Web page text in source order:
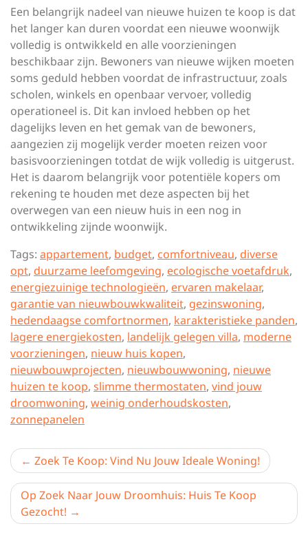
Een belangrijk nadeel van nieuwe huizen te koop is dat
het langer kan duren voordat een nieuwe woonwijk
volledig is ontwikkeld en alle voorzieningen
beschikbaar zijn. Bewoners van nieuwe wijken moeten
soms geduld hebben voordat de infrastructuur, zoals
scholen, winkels en openbaar vervoer, volledig
operationeel is. Dit kan invloed hebben op het
dagelijks leven en het gemak van de bewoners,
aangezien zij mogelijk verder moeten reizen voor
basisvoorzieningen totdat de wijk volledig is uitgerust.
Het is daarom belangrijk voor potentiële kopers om
rekening te houden met deze aspecten bij het
overwegen van een nieuw huis in een nog in
ontwikkeling zijnde woonwijk.
Tags: appartement, budget, comfortniveau, diverse
opt, duurzame leefomgeving, ecologische voetafdruk,
energiezuinige technologieën, ervaren makelaar,
garantie van nieuwbouwkwaliteit, gezinswoning,
hedendaagse comfortnormen, karakteristieke panden,
lagere energiekosten, landelijk gelegen villa, moderne
voorzieningen, nieuw huis kopen,
nieuwbouwprojecten, nieuwbouwwoning, nieuwe
huizen te koop, slimme thermostaten, vind jouw
droomwoning, weinig onderhoudskosten,
zonnepanelen
Berichtnavigatie
Zoek Te Koop: Vind Nu Jouw Ideale Woning!
Op Zoek Naar Jouw Droomhuis: Huis Te Koop
Gezocht!